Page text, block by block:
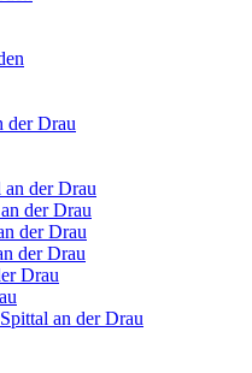
der Drau
der Drau
der Drau
der Drau
der Drau
Drau
an der Drau